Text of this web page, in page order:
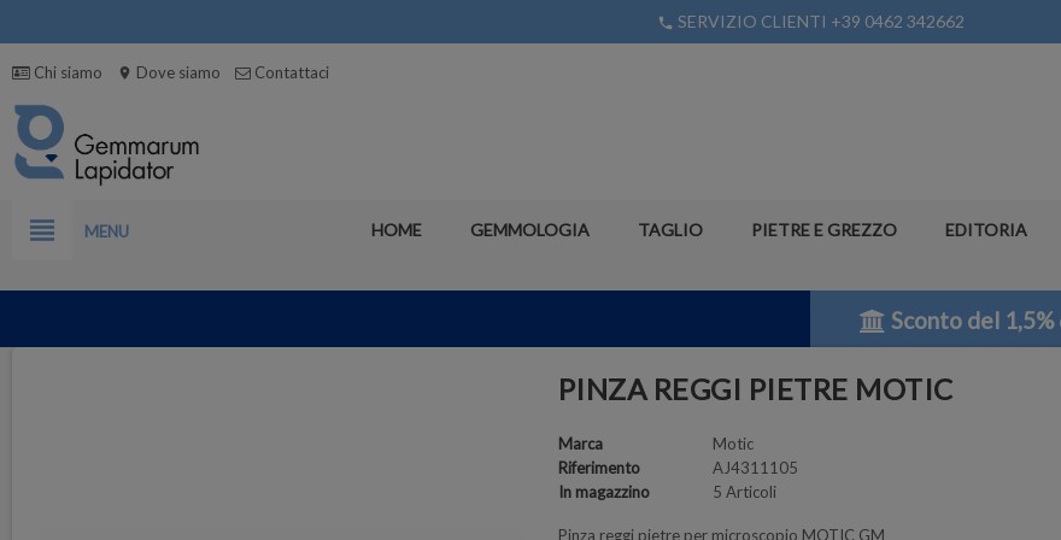
phone SERVIZIO CLIENTI +39 0462 342662
Chi siamo location_on Dove siamo Contattaci
view_headline MENU HOME GEMMOLOGIA TAGLIO PIETRE E GREZZO EDITORIA
Sconto del 1,5%
PINZA REGGI PIETRE MOTIC
Marca
Motic
Riferimento
AJ4311105
In magazzino
5 Articoli
Pinza reggi pietre per microscopio MOTIC GM